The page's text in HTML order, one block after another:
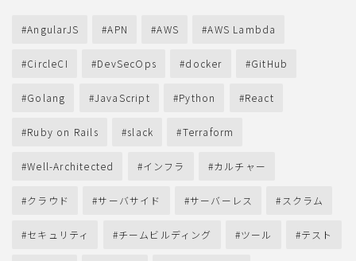
AngularJS APN AWS AWS Lambda
CircleCI DevSecOps docker GitHub
Golang JavaScript Python React
Ruby on Rails slack Terraform
Well-Architected インフラ カルチャー
クラウド サーバサイド サーバーレス スクラム
セキュリティ チームビルディング ツール テスト